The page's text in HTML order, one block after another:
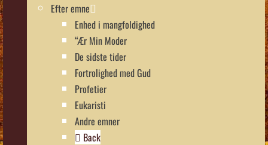
Efter emne
Enhed i mangfoldighed
“Ær Min Moder
De sidste tider
Fortrolighed med Gud
Profetier
Eukaristi
Andre emner
Back